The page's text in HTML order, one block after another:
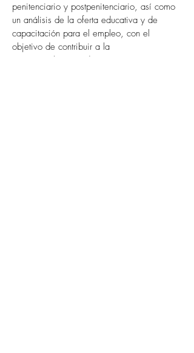
penitenciario y postpenitenciario, así como
un análisis de la oferta educativa y de
capacitación para el empleo, con el
objetivo de contribuir a la
institucionalización de prácticas promisorias